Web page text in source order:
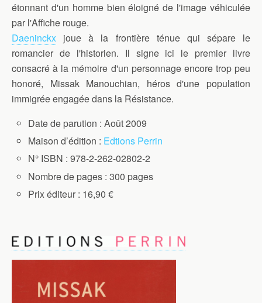
étonnant d'un homme bien éloigné de l'image véhiculée
par l'Affiche rouge.
Daeninckx joue à la frontière ténue qui sépare le
romancier de l'historien. Il signe ici le premier livre
consacré à la mémoire d'un personnage encore trop peu
honoré, Missak Manouchian, héros d'une population
immigrée engagée dans la Résistance.
Date de parution : Août 2009
Maison d’édition : Edtions Perrin
N° ISBN : 978-2-262-02802-2
Nombre de pages : 300 pages
Prix éditeur : 16,90 €